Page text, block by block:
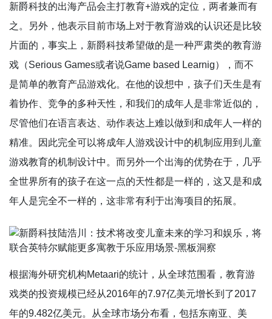
新爵科技的出海产品会主打教育+游戏的定位，两者兼而有
之。另外，他表示目前市场上对于教育游戏的认识还是比较
片面的，事实上，新爵科技希望做的是一种严肃类的教育游
戏（Serious Games或者说Game based Learnig），而不
是简单的教育产品游戏化。在他的设想中，孩子们天生是有
着协作、竞争的多种天性，和我们的成年人是非常近似的，
尽管他们在语言表达、动作表达上难以做到和成年人一样的
精准。因此完全可以将成年人游戏设计中的机制应用到儿童
游戏教育的机制设计中。而另外一个出海的优势在于，几乎
全世界所有的孩子在这一点的天性都是一样的，这又是和成
年人是完全不一样的，这非常有利于出海项目的拓展。
根据海外研究机构Metaari的统计，从全球范围看，教育游
戏类的投资规模已经从2016年的7.97亿美元增长到了2017
年的9.482亿美元。从全球市场分布看，包括东南亚、美